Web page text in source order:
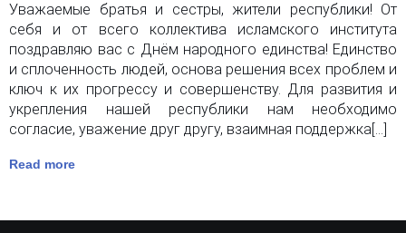
Уважаемые братья и сестры, жители республики! От
себя и от всего коллектива исламского института
поздравляю вас с Днём народного единства! Единство
и сплоченность людей, основа решения всех проблем и
ключ к их прогрессу и совершенству. Для развития и
укрепления нашей республики нам необходимо
согласие, уважение друг другу, взаимная поддержка[…]
Read more